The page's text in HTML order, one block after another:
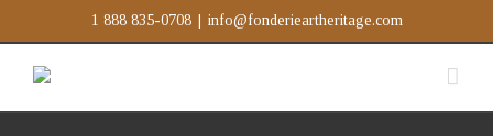
1 888 835-0708 info@fonderieartheritage.com